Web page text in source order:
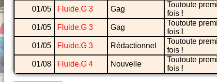
01/05
Fluide.G 3 Gag
Toutoute
fois !
01/05
Fluide.G 3 Gag
Toutoute
fois !
01/05
Fluide.G 3 Rédactionnel
Toutoute
fois !
01/08
Fluide.G 4 Nouvelle
Toutoute
fois !